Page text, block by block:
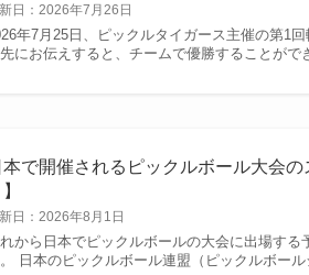
日： 2026年7月26日
年7月25日、ピックルタイガース主催の第1
にお伝えすると、チームで優勝することが
本で開催されるピックルボール大会
日：2026年8月1日
から日本でピックルボールの大会に出場す
日本のピックルボール連盟（ピックルボー